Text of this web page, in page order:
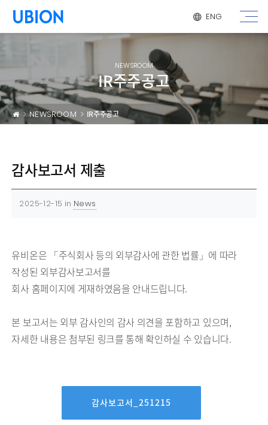
메뉴 건너 뛰기
ENG
NEWSROOM
IR주주공고
NEWSROOM IR주주공고
감사보고서 제출
2025-12-15 in News
유비온은 「주식회사 등의 외부감사에 관한 법률」에 따라
작성된 외부감사보고서를
회사 홈페이지에 게재하였음을 안내드립니다.
본 보고서는 외부 감사인의 감사 의견을 포함하고 있으며,
자세한 내용은 첨부된 링크를 통해 확인하실 수 있습니다.
감사보고서_251215